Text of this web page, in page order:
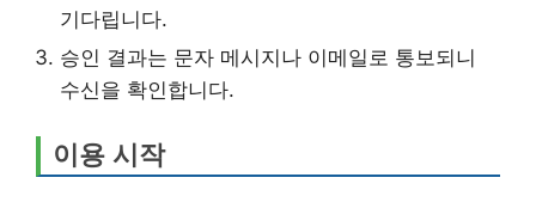
기다립니다.
승인 결과는 문자 메시지나 이메일로 통보되니
수신을 확인합니다.
이용 시작